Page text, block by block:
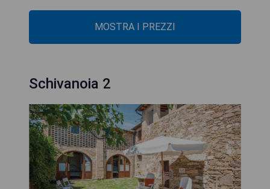
MOSTRA I PREZZI
Schivanoia 2